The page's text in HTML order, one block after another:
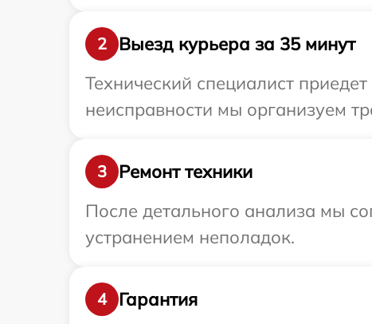
2
Выезд курьера за 35 минут
Технический специалист
неисправности мы организуем
3
Ремонт техники
После детального анализа мы
устранением неполадок.
4
Гарантия